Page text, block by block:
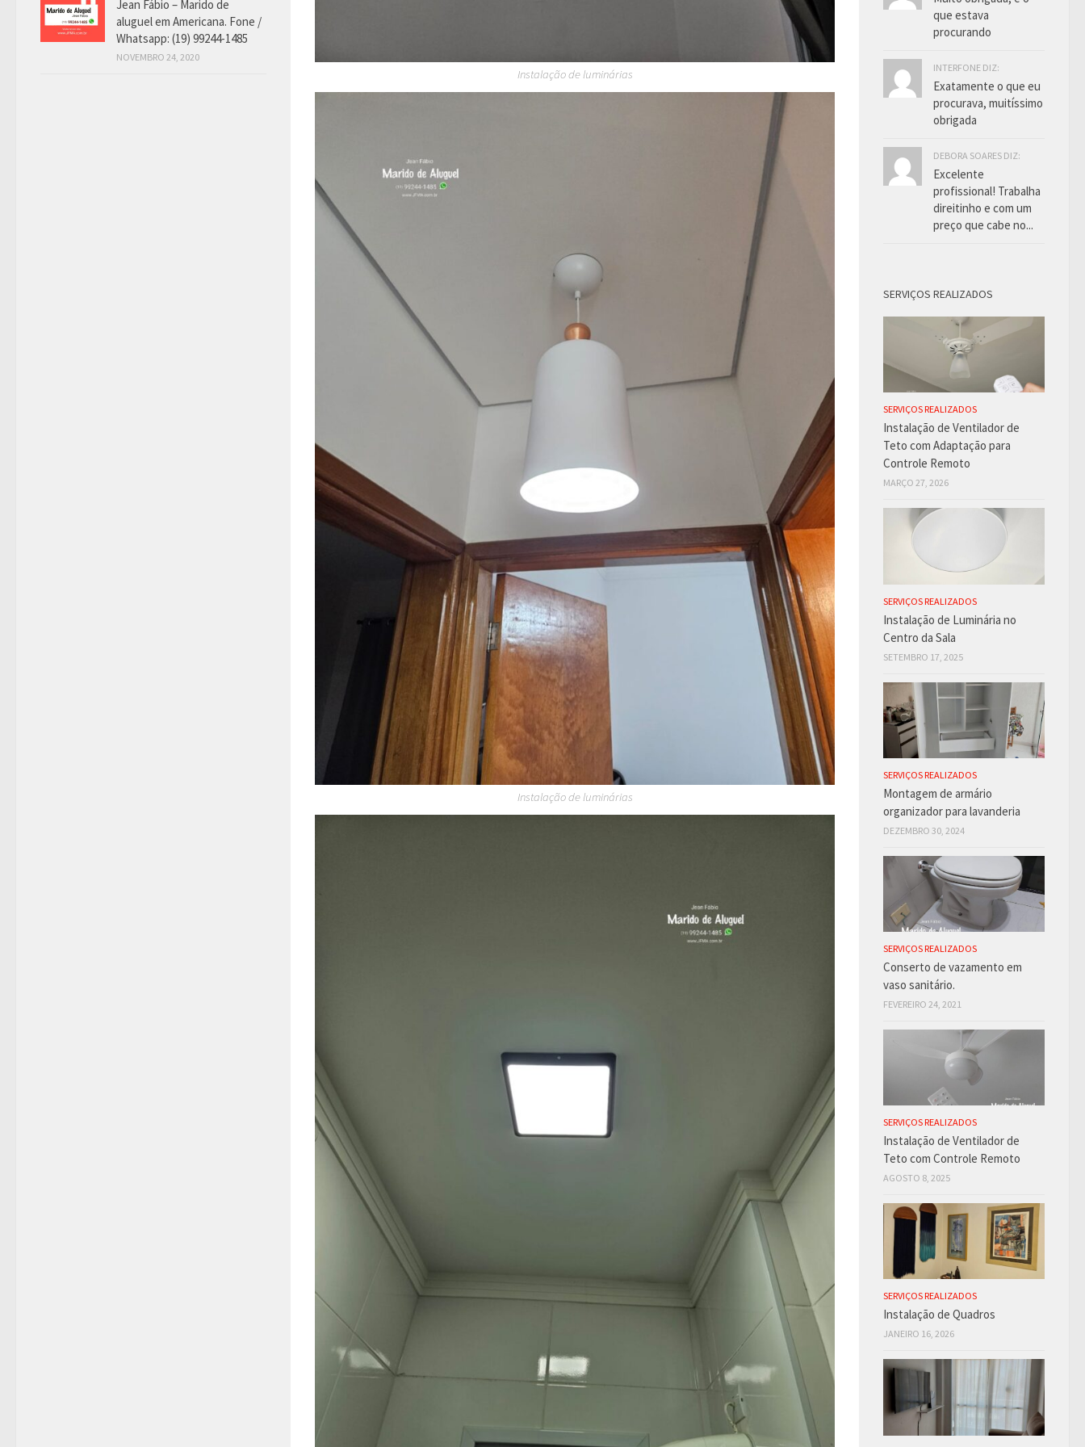
Instalação de luminárias
Instalação de luminárias
Jean Fábio – Marido de
aluguel em Americana. Fone /
Whatsapp: (19) 99244-1485
NOVEMBRO 24, 2020
que estava
procurando
INTERFONE DIZ:
Exatamente o que eu
procurava, muitíssimo
obrigada
DEBORA SOARES DIZ:
Excelente
profissional! Trabalha
direitinho e com um
preço que cabe no...
SERVIÇOS REALIZADOS
SERVIÇOS REALIZADOS
Instalação de Ventilador de
Teto com Adaptação para
Controle Remoto
MARÇO 27, 2026
SERVIÇOS REALIZADOS
Instalação de Luminária no
Centro da Sala
SETEMBRO 17, 2025
SERVIÇOS REALIZADOS
Montagem de armário
organizador para lavanderia
DEZEMBRO 30, 2024
SERVIÇOS REALIZADOS
Conserto de vazamento em
vaso sanitário.
FEVEREIRO 24, 2021
SERVIÇOS REALIZADOS
Instalação de Ventilador de
Teto com Controle Remoto
AGOSTO 8, 2025
SERVIÇOS REALIZADOS
Instalação de Quadros
JANEIRO 16, 2026